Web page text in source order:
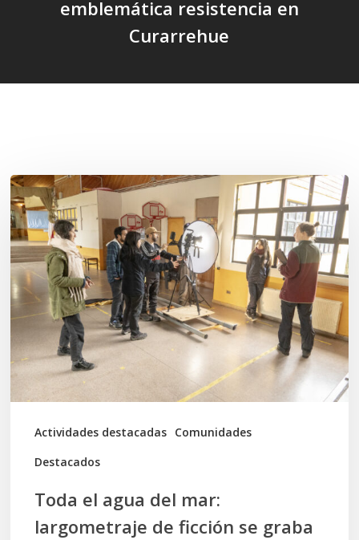
emblemática resistencia en
Curarrehue
Actividades destacadas Comunidades
Destacados
Toda
el
agua
del
mar:
largometraje
de
ficción
se
graba
Toda el agua del mar:
largometraje de ficción se graba